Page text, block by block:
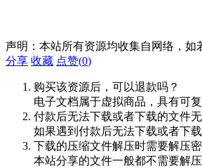
声明：本站所有资源均收集自网络，如
分享 收藏 点赞(0)
购买该资源后，可以退款吗？
电子文档属于虚拟商品，具有可
付款后无法下载或者下载的文件
如果遇到付款后无法下载或者下
下载的压缩文件解压时需要解压密
本站分享的文件一般都不需要解